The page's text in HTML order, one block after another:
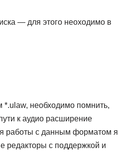
— для этого неоходимо в
необходимо помнить,
к аудио расширение
работы с данным форматом я
редакторы с поддержкой и